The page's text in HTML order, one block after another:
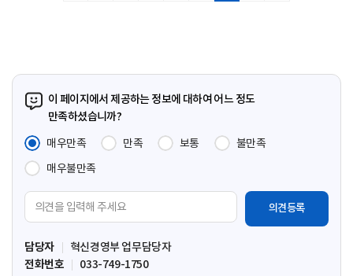
이 페이지에서 제공하는 정보에 대하여 어느 정도
만족하셨습니까?
매우만족
만족 보통
불만족
매우불만족
견
입
력
담당자
혁신경영부 업무담당자
전화번호
033-749-1750